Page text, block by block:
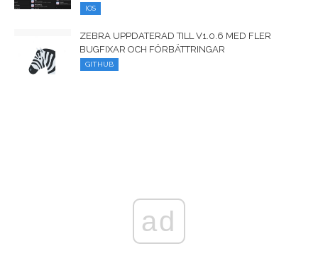
IOS
ZEBRA UPPDATERAD TILL V1.0.6 MED FLER
BUGFIXAR OCH FÖRBÄTTRINGAR
GITHUB
ad